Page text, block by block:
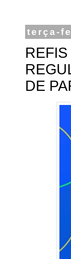
terça-
DE